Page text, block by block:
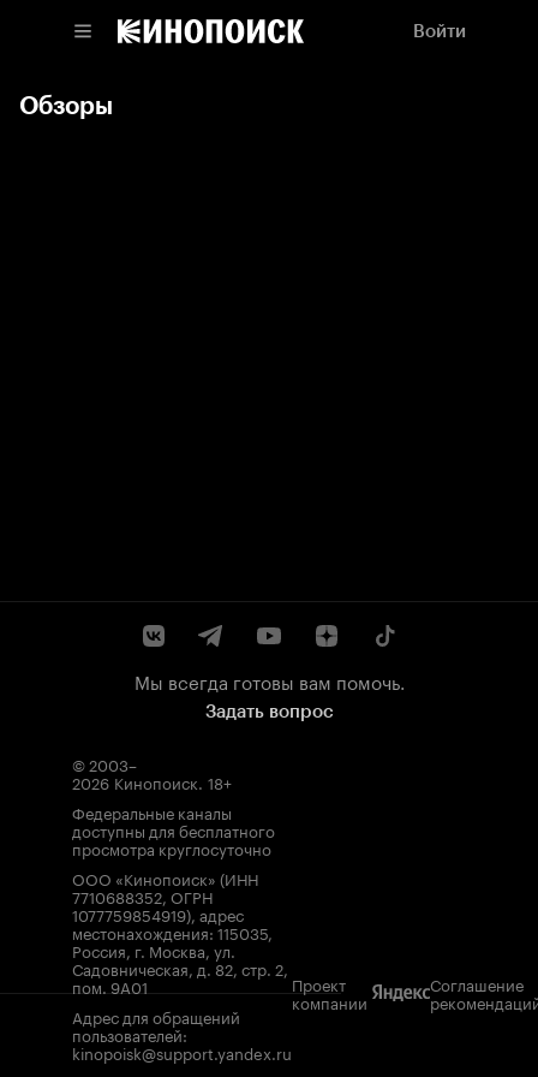
Войти
Обзоры
Мы всегда готовы вам помочь.
Задать вопрос
© 2003–
2026 Кинопоиск. 18+
Федеральные каналы
доступны для бесплатного
просмотра круглосуточно
ООО «Кинопоиск» (ИНН
7710688352, ОГРН
1077759854919), адрес
местонахождения: 115035,
Россия, г. Москва, ул.
Садовническая, д. 82, стр. 2,
пом. 9А01
Адрес для обращений
пользователей:
kinopoisk@support.yandex.ru
Проект
компании
Соглашение